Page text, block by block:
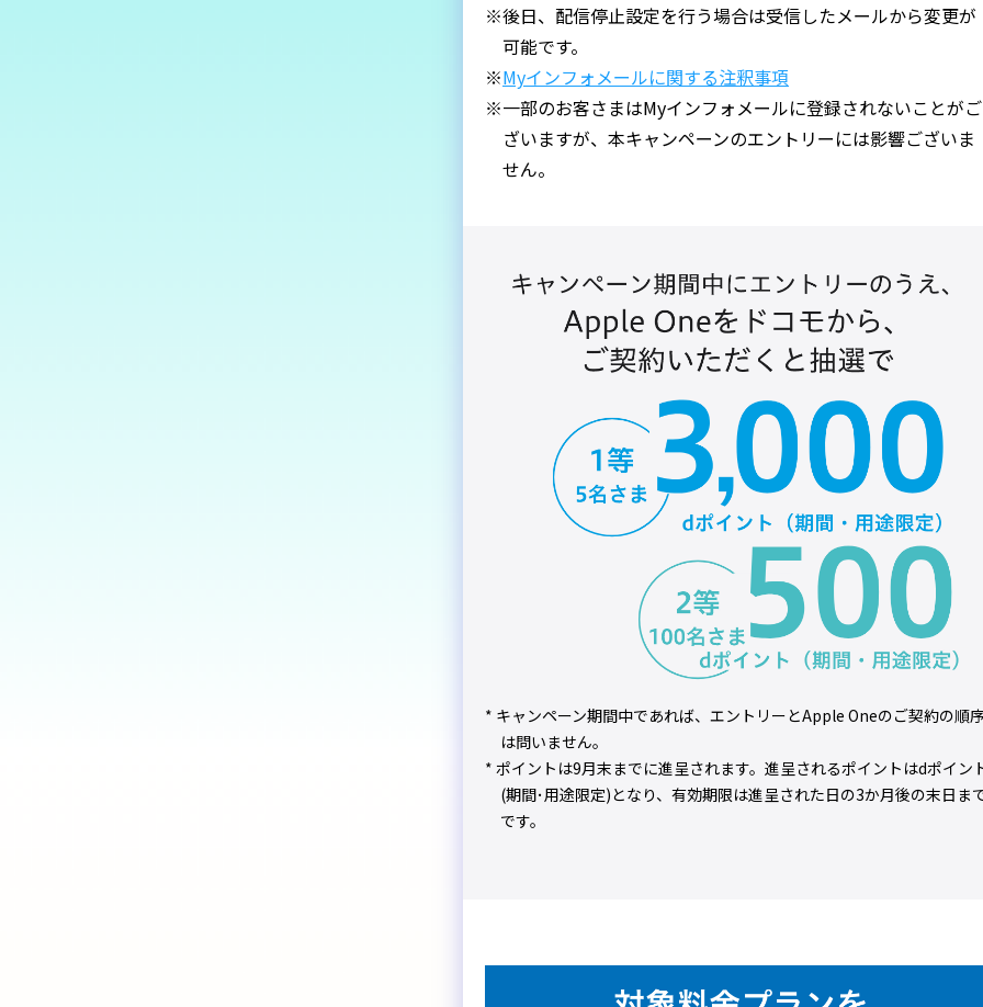
※後日、配信停止設定を行う場合は受信したメールから変更が
可能です。
※Myインフォメールに関する注釈事項
※一部のお客さまはMyインフォメールに登録されないことがご
ざいますが、本キャンペーンのエントリーには影響ございま
せん。
* キャンペーン期間中であれば、エントリーとApple Oneのご契約の順
は問いません。
* ポイントは9月末までに進呈されます。進呈されるポイントはdポイン
(期間･用途限定)となり、有効期限は進呈された日の3か月後の末日ま
です。